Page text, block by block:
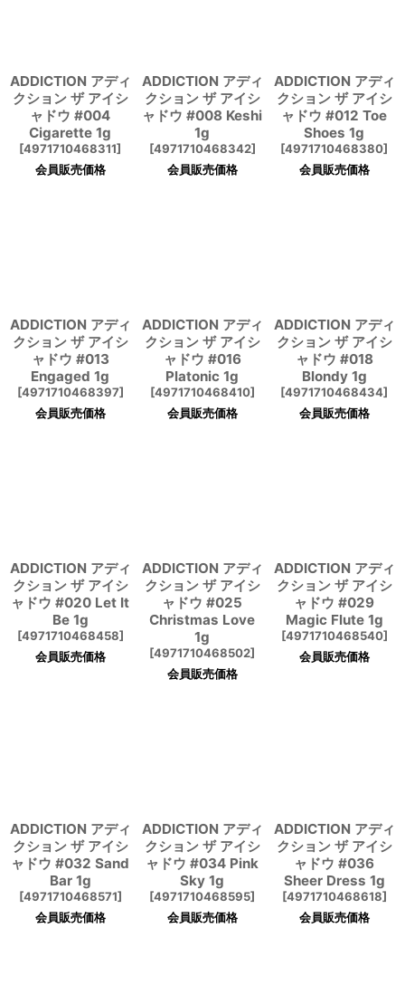
ADDICTION アディ
クション ザ アイシ
ャドウ #004
Cigarette 1g
[4971710468311]
会員販売価格
ADDICTION アディ
クション ザ アイシ
ャドウ #008 Keshi
1g
[4971710468342]
会員販売価格
ADDICTION アディ
クション ザ アイシ
ャドウ #012 Toe
Shoes 1g
[4971710468380]
会員販売価格
ADDICTION アディ
クション ザ アイシ
ャドウ #013
Engaged 1g
[4971710468397]
会員販売価格
ADDICTION アディ
クション ザ アイシ
ャドウ #016
Platonic 1g
[4971710468410]
会員販売価格
ADDICTION アディ
クション ザ アイシ
ャドウ #018
Blondy 1g
[4971710468434]
会員販売価格
ADDICTION アディ
クション ザ アイシ
ャドウ #020 Let It
Be 1g
[4971710468458]
会員販売価格
ADDICTION アディ
クション ザ アイシ
ャドウ #025
Christmas Love
1g
[4971710468502]
会員販売価格
ADDICTION アディ
クション ザ アイシ
ャドウ #029
Magic Flute 1g
[4971710468540]
会員販売価格
ADDICTION アディ
クション ザ アイシ
ャドウ #032 Sand
Bar 1g
[4971710468571]
会員販売価格
ADDICTION アディ
クション ザ アイシ
ャドウ #034 Pink
Sky 1g
[4971710468595]
会員販売価格
ADDICTION アディ
クション ザ アイシ
ャドウ #036
Sheer Dress 1g
[4971710468618]
会員販売価格